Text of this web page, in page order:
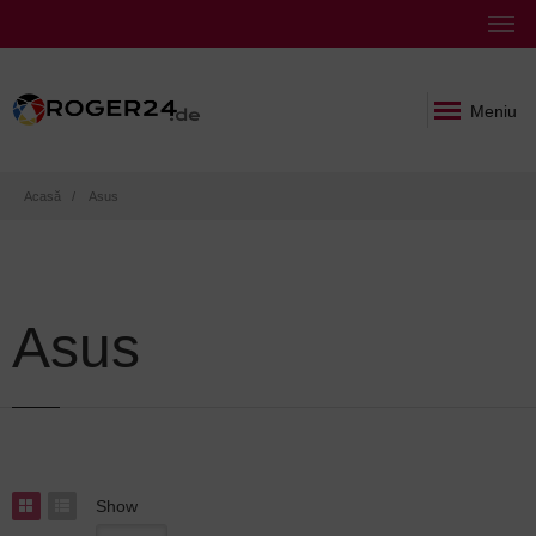
Meniu
Breadcrumb
Acasă Asus
Asus
Show